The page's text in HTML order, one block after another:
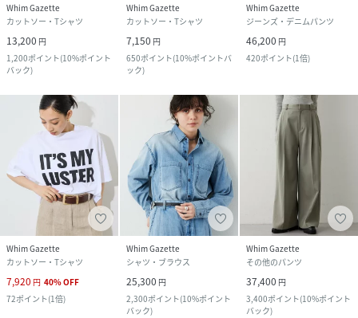
Whim Gazette
カットソー・Tシャツ
13,200 円
1,200ポイント(10%ポイント
バック)
Whim Gazette
カットソー・Tシャツ
7,150 円
650ポイント(10%ポイントバ
ック)
Whim Gazette
ジーンズ・デニムパンツ
46,200 円
420ポイント(1倍)
Whim Gazette
カットソー・Tシャツ
7,920 円 40%OFF
72ポイント(1倍)
Whim Gazette
シャツ・ブラウス
25,300 円
2,300ポイント(10%ポイント
バック)
Whim Gazette
その他のパンツ
37,400 円
3,400ポイント(10%ポイント
バック)